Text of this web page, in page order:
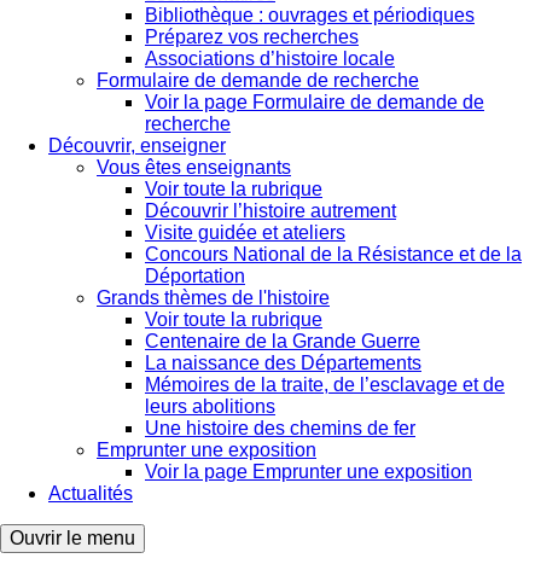
Bibliothèque : ouvrages et périodiques
Préparez vos recherches
Associations d’histoire locale
Formulaire de demande de recherche
Voir la page Formulaire de demande de
recherche
Découvrir, enseigner
Vous êtes enseignants
Voir toute la rubrique
Découvrir l’histoire autrement
Visite guidée et ateliers
Concours National de la Résistance et de la
Déportation
Grands thèmes de l'histoire
Voir toute la rubrique
Centenaire de la Grande Guerre
La naissance des Départements
Mémoires de la traite, de l’esclavage et de
leurs abolitions
Une histoire des chemins de fer
Emprunter une exposition
Voir la page Emprunter une exposition
Actualités
Ouvrir le menu